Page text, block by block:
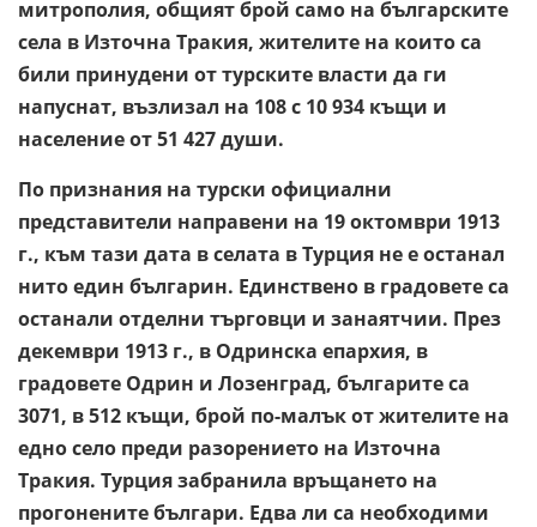
митрополия, общият брой само на българските
села в Източна Тракия, жителите на които са
били принудени от турските власти да ги
напуснат, възлизал на 108 с 10 934 къщи и
население от 51 427 души.
По признания на турски официални
представители направени на 19 октомври 1913
г., към тази дата в селата в Турция не е останал
нито един българин. Единствено в градовете са
останали отделни търговци и занаятчии. През
декември 1913 г., в Одринска епархия, в
градовете Одрин и Лозенград, българите са
3071, в 512 къщи, брой по-малък от жителите на
едно село преди разорението на Източна
Тракия. Турция забранила връщането на
прогонените българи. Едва ли са необходими